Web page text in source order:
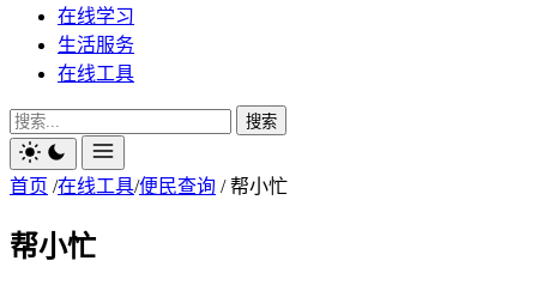
在线学习
生活服务
在线工具
搜索
首页 /在线工具/便民查询 / 帮小忙
帮小忙